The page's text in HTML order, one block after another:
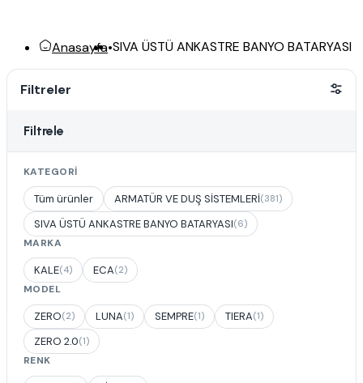
Anasayfa•SIVA ÜSTÜ ANKASTRE BANYO BATARYASI
Filtreler
Filtrele
KATEGORI
Tüm ürünler ARMATÜR VE DUŞ SİSTEMLERİ(381)
SIVA ÜSTÜ ANKASTRE BANYO BATARYASI(6)
MARKA
KALE(4) ECA(2)
MODEL
ZERO(2) LUNA(1) SEMPRE(1) TIERA(1)
ZERO 2.0(1)
RENK